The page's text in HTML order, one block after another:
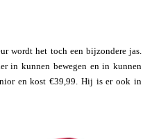
wordt het toch een bijzondere jas.
in kunnen bewegen en in kunnen
en kost €39,99. Hij is er ook in